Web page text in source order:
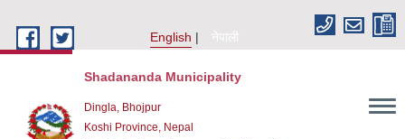
English
नेपाली
Shadananda Municipality
Dingla, Bhojpur
Koshi Province, Nepal